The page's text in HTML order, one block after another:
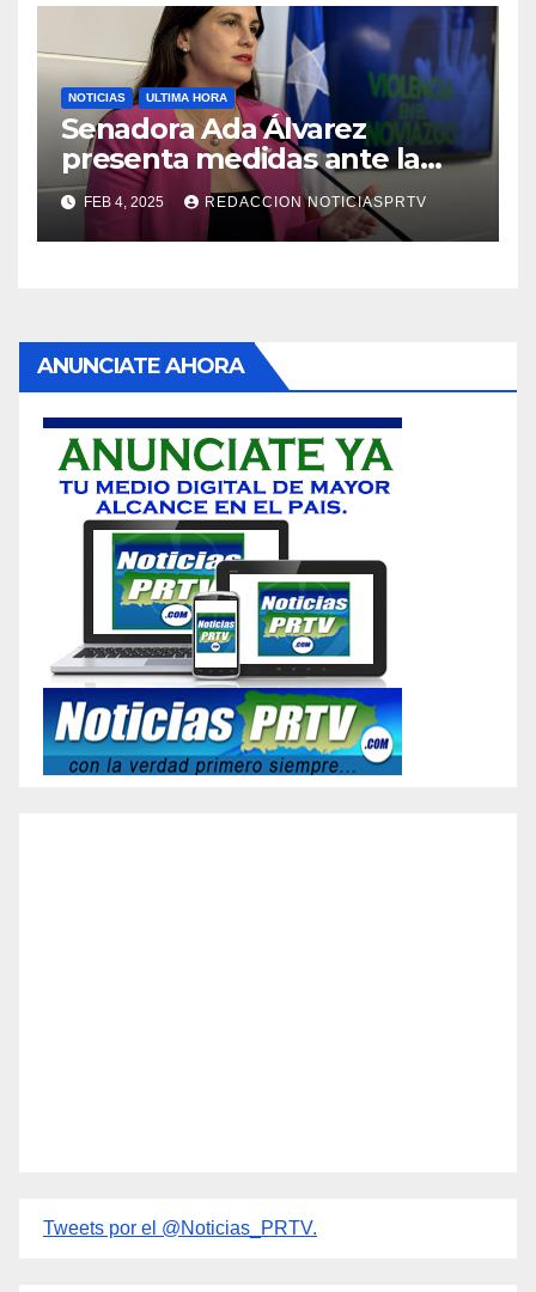
NOTICIAS ULTIMA HORA
Senadora Ada Álvarez
presenta medidas ante la
violencia en el noviazgo
FEB 4, 2025 REDACCION NOTICIASPRTV
ANUNCIATE AHORA
Tweets por el @Noticias_PRTV.